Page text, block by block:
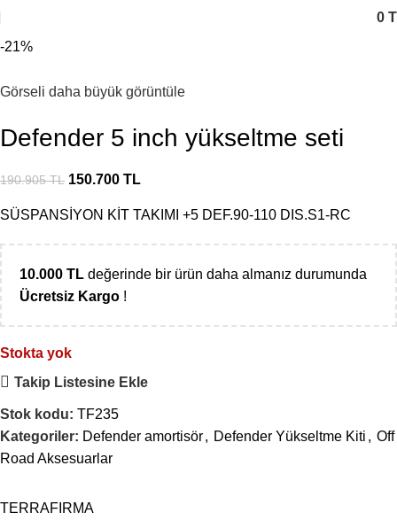
0
-21%
Görseli daha büyük görüntüle
Defender 5 inch yükseltme seti
190.905TL 150.700 TL
SÜSPANSİYON KİT TAKIMI +5 DEF.90-110 DIS.S1-RC
10.000 TL değerinde bir ürün daha almanız durumunda
Ücretsiz Kargo !
Stokta yok
Takip Listesine Ekle
Stok kodu: TF235
Kategoriler: Defender amortisör, Defender Yükseltme Kiti , Off
Road Aksesuarlar
TERRAFIRMA